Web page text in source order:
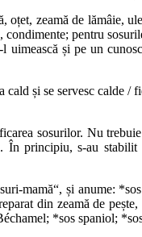
zeamă de lămâie,
pentru
și pe un
cald și se servesc calde
sosurilor. Nu
principiu, s-au
mamă“, și anume:
din zeamă de
*sos spaniol;